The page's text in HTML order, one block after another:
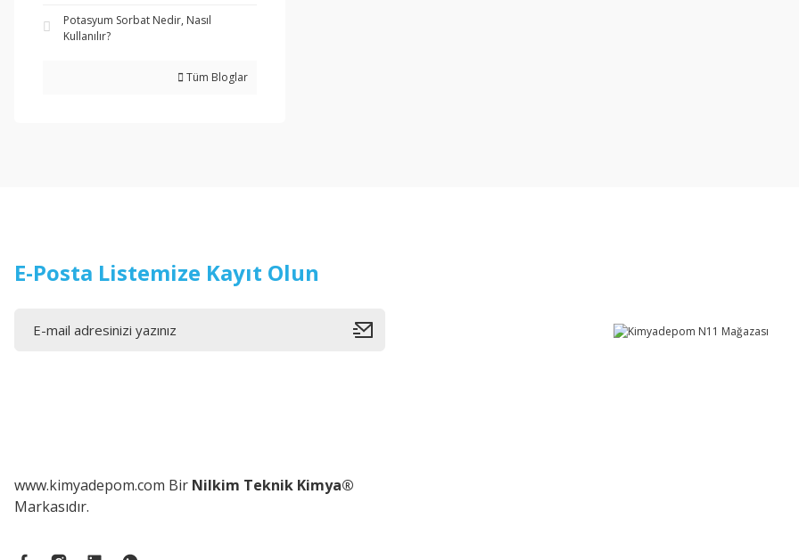
Potasyum Sorbat Nedir, Nasıl
Kullanılır?
Tüm Bloglar
E-Posta Listemize Kayıt Olun
www.kimyadepom.com Bir Nilkim Teknik Kimya®
Markasıdır.